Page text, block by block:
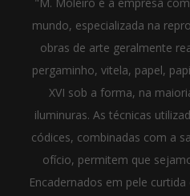
mundo, especializada na
obras de arte geralmente
pergaminho, vitela, papel,
XVI sob a forma, na
iluminuras. As técnicas
códices, combinadas com a
ofício, permitem que
Encadernados em pele